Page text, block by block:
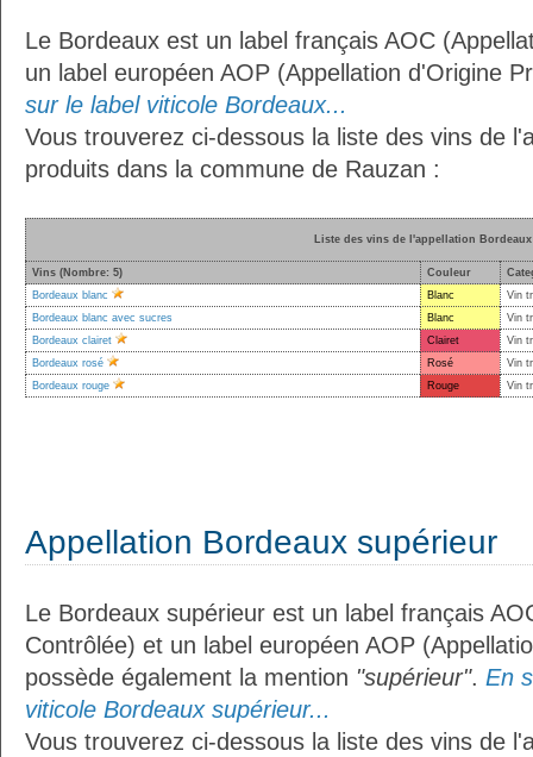
Le Bordeaux est un label français AOC
un label européen AOP (Appellation d'Origine
sur le label viticole Bordeaux...
Vous trouverez ci-dessous la liste des vins de
produits dans la commune de Rauzan :
Liste des vins de l'appellation Bordeaux
Vins (Nombre: 5) Couleur
Bordeaux blanc
Blanc
Vin
Bordeaux blanc avec sucres
Blanc
Vin
Bordeaux clairet
Clairet
Vin
Bordeaux rosé
Rosé
Vin
Bordeaux rouge
Rouge Vin
Appellation Bordeaux supérieur
Le Bordeaux supérieur est un label français
Contrôlée) et un label européen AOP
possède également la mention "supérieur". En
viticole Bordeaux supérieur...
Vous trouverez ci-dessous la liste des vins de